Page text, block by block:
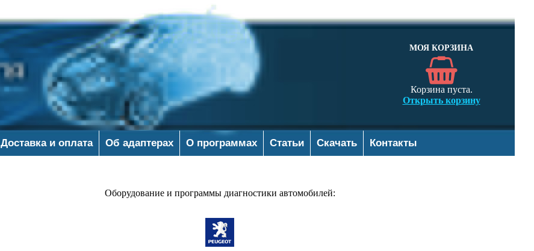
МОЯ КОРЗИНА
Корзина пуста.
Открыть корзину
Доставка и оплата Об адаптерах О программах Статьи Скачать Контакты
Оборудование и программы диагностики автомобилей: